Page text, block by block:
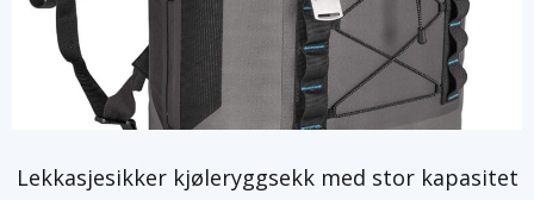
Lekkasjesikker kjøleryggsekk med stor kapasitet